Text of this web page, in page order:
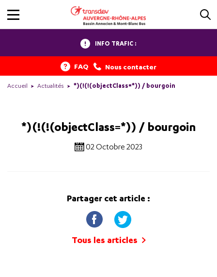
INFO TRAFIC :
FAQ Nous contacter
Accueil Actualités *)(!(!(objectClass=*)) / bourgoin
*)(!(!(objectClass=*)) / bourgoin
02 Octobre 2023
Partager cet article :
Tous les articles